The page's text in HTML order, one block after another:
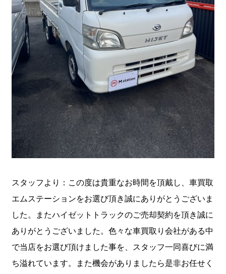
スタッフより：この度は貴重なお時間を頂戴し、車買取
エムステーションをお選び頂き誠にありがとうございま
した。またハイゼットトラックのご売却契約を頂き誠に
ありがとうございました。色々な車買取り会社がある中
で当店をお選び頂けました事を、スタッフ一同喜びに満
ち溢れています。また機会がありましたら是非お任せく